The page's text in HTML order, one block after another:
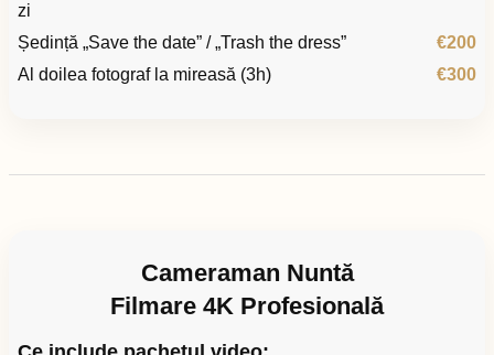
zi
Ședință „Save the date” / „Trash the dress”
€200
Al doilea fotograf la mireasă (3h)
€300
Cameraman Nuntă
Filmare 4K Profesională